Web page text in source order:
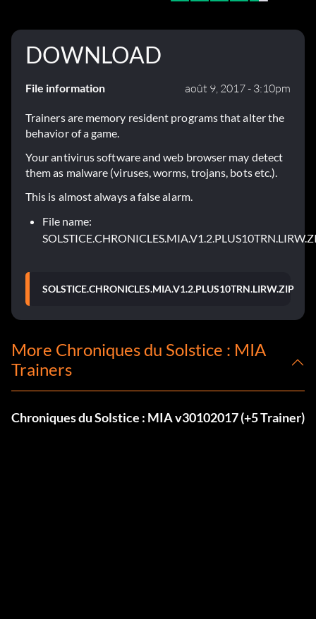
DOWNLOAD
File information août 9, 2017 - 3:10pm
Trainers are memory resident programs that alter the
behavior of a game.
Your antivirus software and web browser may detect
them as malware (viruses, worms, trojans, bots etc.).
This is almost always a false alarm.
File name:
SOLSTICE.CHRONICLES.MIA.V1.2.PLUS10TRN.LIRW.ZIP
More Chroniques du Solstice : MIA
Trainers
Chroniques du Solstice : MIA v30102017 (+5 Trainer)